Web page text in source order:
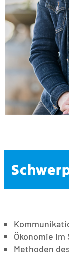
Ökonomie im
Methoden